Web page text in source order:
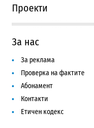
Проекти
За нас
За реклама
Проверка на фактите
Абонамент
Контакти
Етичен кодекс